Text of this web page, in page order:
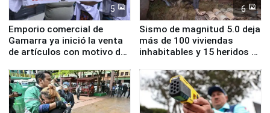
5
Emporio comercial de
Gamarra ya inició la venta
de artículos con motivo de
6
Sismo de magnitud 5.0 deja
más de 100 viviendas
inhabitables y 15 heridos en